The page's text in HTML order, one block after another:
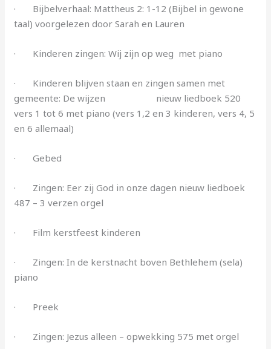
· Bijbelverhaal: Mattheus 2: 1-12 (Bijbel in gewone
taal) voorgelezen door Sarah en Lauren
· Kinderen zingen: Wij zijn op weg met piano
· Kinderen blijven staan en zingen samen met
gemeente: De wijzen nieuw liedboek 520
vers 1 tot 6 met piano (vers 1,2 en 3 kinderen, vers 4, 5
en 6 allemaal)
· Gebed
· Zingen: Eer zij God in onze dagen nieuw liedboek
487 – 3 verzen orgel
· Film kerstfeest kinderen
· Zingen: In de kerstnacht boven Bethlehem (sela)
piano
· Preek
· Zingen: Jezus alleen – opwekking 575 met orgel